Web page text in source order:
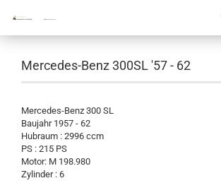
Mercedes-Benz 300SL '57 - 62
Mercedes-Benz 300 SL
Baujahr 1957 - 62
Hubraum : 2996 ccm
PS : 215 PS
Motor: M 198.980
Zylinder : 6